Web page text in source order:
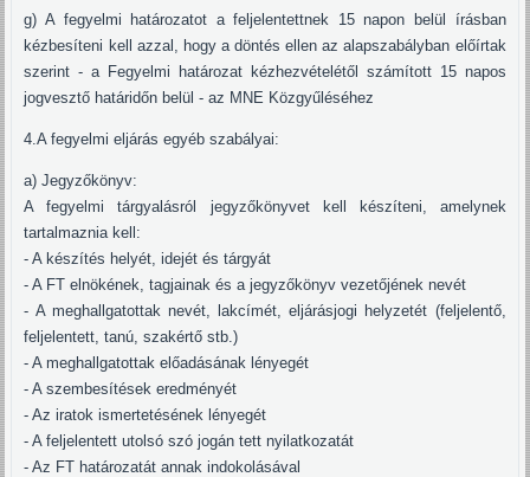
g) A fegyelmi határozatot a feljelentettnek 15 napon belül írásban
kézbesíteni kell azzal, hogy a döntés ellen az alapszabályban előírtak
szerint - a Fegyelmi határozat kézhezvételétől számított 15 napos
jogvesztő határidőn belül - az MNE Közgyűléséhez
4.A fegyelmi eljárás egyéb szabályai:
a) Jegyzőkönyv:
A fegyelmi tárgyalásról jegyzőkönyvet kell készíteni, amelynek
tartalmaznia kell:
- A készítés helyét, idejét és tárgyát
- A FT elnökének, tagjainak és a jegyzőkönyv vezetőjének nevét
- A meghallgatottak nevét, lakcímét, eljárásjogi helyzetét (feljelentő,
feljelentett, tanú, szakértő stb.)
- A meghallgatottak előadásának lényegét
- A szembesítések eredményét
- Az iratok ismertetésének lényegét
- A feljelentett utolsó szó jogán tett nyilatkozatát
- Az FT határozatát annak indokolásával